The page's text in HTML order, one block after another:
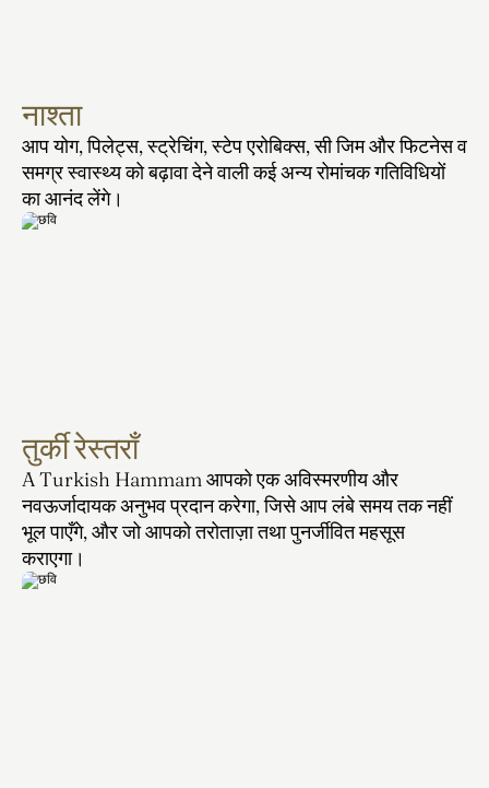
नाश्ता
आप योग, पिलेट्स, स्ट्रेचिंग, स्टेप एरोबिक्स, सी जिम और फिटनेस व
समग्र स्वास्थ्य को बढ़ावा देने वाली कई अन्य रोमांचक गतिविधियों
का आनंद लेंगे।
तुर्की रेस्तराँ
A Turkish Hammam आपको एक अविस्मरणीय और
नवऊर्जादायक अनुभव प्रदान करेगा, जिसे आप लंबे समय तक नहीं
भूल पाएँगे, और जो आपको तरोताज़ा तथा पुनर्जीवित महसूस
कराएगा।